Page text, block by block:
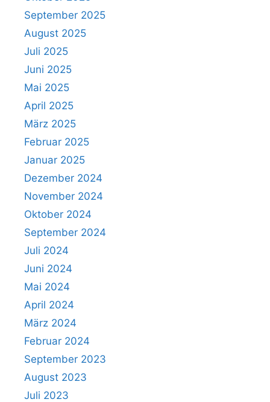
September 2025
August 2025
Juli 2025
Juni 2025
Mai 2025
April 2025
März 2025
Februar 2025
Januar 2025
Dezember 2024
November 2024
Oktober 2024
September 2024
Juli 2024
Juni 2024
Mai 2024
April 2024
März 2024
Februar 2024
September 2023
August 2023
Juli 2023